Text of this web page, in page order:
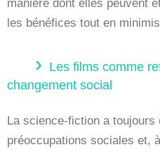
manière dont elles peuvent
les bénéfices tout en
Les films comme
changement social
La science-fiction a toujours
préoccupations sociales et,